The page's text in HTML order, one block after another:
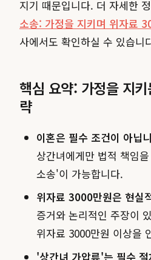
지기 때문입니다. 더 자세한
소송: 가정을 지키며 위자료
사에서도 확인하실 수 있습니
핵심 요약: 가정을 지
략
이혼은 필수 조건이 아닙
상간녀에게만 법적 책임
소송'이 가능합니다.
위자료 3000만원은 현실
증거와 논리적인 주장이
위자료 3000만원 이상을
'상간녀 가압류'는 필수